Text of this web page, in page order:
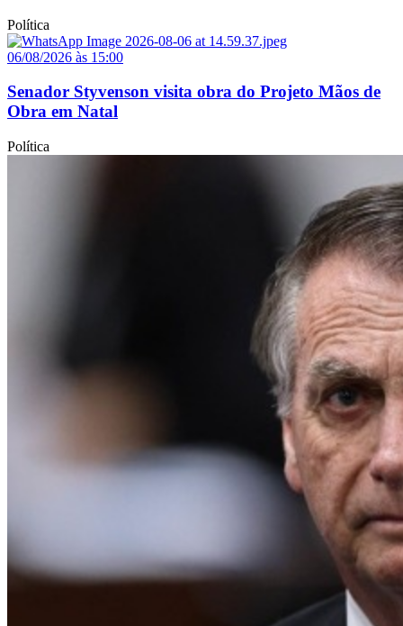
Política
06/08/2026 às 15:00
Senador Styvenson visita obra do Projeto Mãos de
Obra em Natal
Política